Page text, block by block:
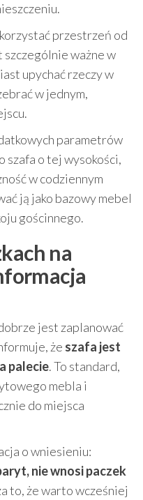
przestrzeń od
szczególnie ważne w
upychać rzeczy w
w jednym,
parametrów
szafa o tej wysokości,
w codziennym
ją jako bazowy mebel
gościnnego.
na
jest zaplanować
że szafa jest
palecie. To standard,
mebla i
do miejsca
o wniesieniu:
nie wnosi paczek
to, że warto wcześniej